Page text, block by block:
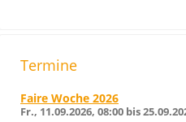
Termine
Faire Woche 2026
Fr., 11.09.2026, 08:00 bis